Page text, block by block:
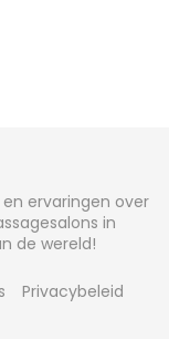
ervaringen over
in
de wereld!
Privacybeleid